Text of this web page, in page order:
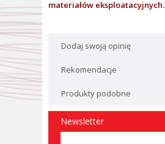
materiałów eksploatacyjnych.
Dodaj swoją opinię
Rekomendacje
Produkty podobne
Newsletter